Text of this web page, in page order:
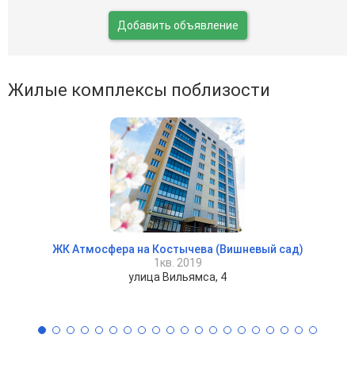
Добавить объявление
Жилые комплексы поблизости
ЖК Атмосфера на Костычева (Вишневый сад)
1кв. 2019
улица Вильямса, 4